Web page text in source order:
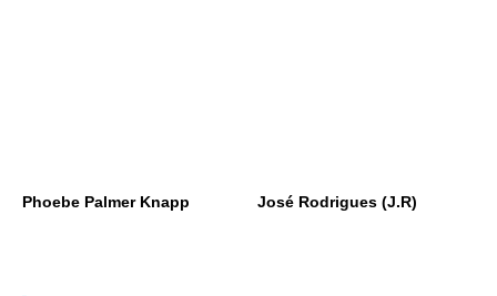
Phoebe Palmer Knapp José Rodrigues (J.R)